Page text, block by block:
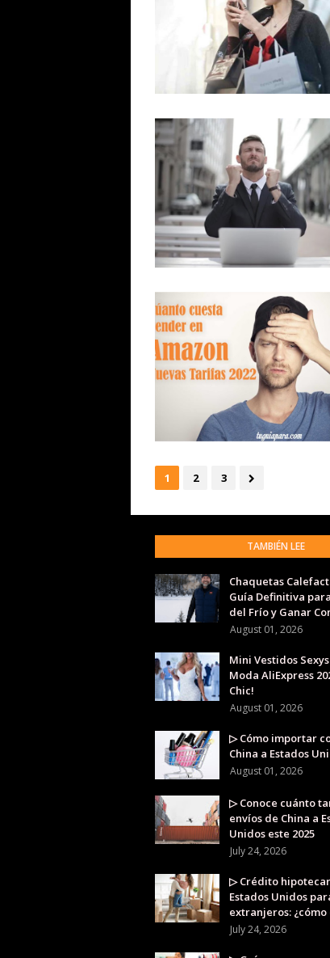
1 2 3
TAMBIÉN LEE
Chaquetas
Guía Definitiva
del Frío y Ganar
August 01, 2026
Mini Vestidos
Moda AliExpress
Chic!
August 01, 2026
▷ Cómo importar
China a Estados
August 01, 2026
▷ Conoce cuánto
envíos de China a
Unidos este 2025
July 24, 2026
▷ Crédito
Estados Unidos
extranjeros:
July 24, 2026